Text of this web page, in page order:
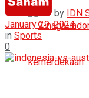
by IDN
January 29, 2024
in Sports
0